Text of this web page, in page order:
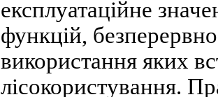
експлуатаційне
функцій,
використання яких
лісокористування.